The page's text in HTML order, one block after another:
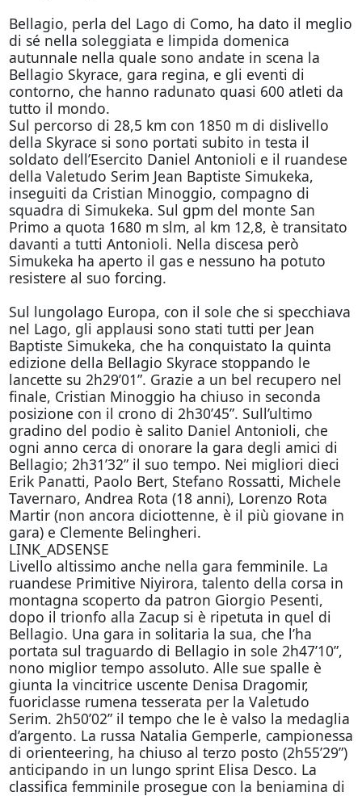
Bellagio, perla del Lago di Como, ha dato il meglio
di sé nella soleggiata e limpida domenica
autunnale nella quale sono andate in scena la
Bellagio Skyrace, gara regina, e gli eventi di
contorno, che hanno radunato quasi 600 atleti da
tutto il mondo.
Sul percorso di 28,5 km con 1850 m di dislivello
della Skyrace si sono portati subito in testa il
soldato dell’Esercito Daniel Antonioli e il ruandese
della Valetudo Serim Jean Baptiste Simukeka,
inseguiti da Cristian Minoggio, compagno di
squadra di Simukeka. Sul gpm del monte San
Primo a quota 1680 m slm, al km 12,8, è transitato
davanti a tutti Antonioli. Nella discesa però
Simukeka ha aperto il gas e nessuno ha potuto
resistere al suo forcing.
Sul lungolago Europa, con il sole che si specchiava
nel Lago, gli applausi sono stati tutti per Jean
Baptiste Simukeka, che ha conquistato la quinta
edizione della Bellagio Skyrace stoppando le
lancette su 2h29’01”. Grazie a un bel recupero nel
finale, Cristian Minoggio ha chiuso in seconda
posizione con il crono di 2h30’45”. Sull’ultimo
gradino del podio è salito Daniel Antonioli, che
ogni anno cerca di onorare la gara degli amici di
Bellagio; 2h31’32” il suo tempo. Nei migliori dieci
Erik Panatti, Paolo Bert, Stefano Rossatti, Michele
Tavernaro, Andrea Rota (18 anni), Lorenzo Rota
Martir (non ancora diciottenne, è il più giovane in
gara) e Clemente Belingheri.
LINK_ADSENSE
Livello altissimo anche nella gara femminile. La
ruandese Primitive Niyirora, talento della corsa in
montagna scoperto da patron Giorgio Pesenti,
dopo il trionfo alla Zacup si è ripetuta in quel di
Bellagio. Una gara in solitaria la sua, che l’ha
portata sul traguardo di Bellagio in sole 2h47’10”,
nono miglior tempo assoluto. Alle sue spalle è
giunta la vincitrice uscente Denisa Dragomir,
fuoriclasse rumena tesserata per la Valetudo
Serim. 2h50’02” il tempo che le è valso la medaglia
d’argento. La russa Natalia Gemperle, campionessa
di orienteering, ha chiuso al terzo posto (2h55’29”)
anticipando in un lungo sprint Elisa Desco. La
classifica femminile prosegue con la beniamina di